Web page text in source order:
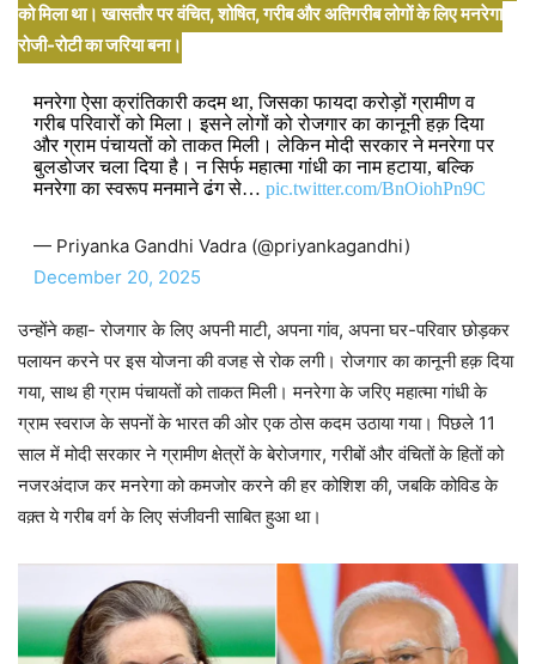
को मिला था। खासतौर पर वंचित, शोषित, गरीब और अतिगरीब लोगों के लिए मनरेगा
रोजी-रोटी का जरिया बना।
मनरेगा ऐसा क्रांतिकारी कदम था, जिसका फायदा करोड़ों ग्रामीण व
गरीब परिवारों को मिला। इसने लोगों को रोजगार का कानूनी हक़ दिया
और ग्राम पंचायतों को ताकत मिली। लेकिन मोदी सरकार ने मनरेगा पर
बुलडोजर चला दिया है। न सिर्फ महात्मा गांधी का नाम हटाया, बल्कि
मनरेगा का स्वरूप मनमाने ढंग से… pic.twitter.com/BnOiohPn9C
— Priyanka Gandhi Vadra (@priyankagandhi)
December 20, 2025
उन्होंने कहा- रोजगार के लिए अपनी माटी, अपना गांव, अपना घर-परिवार छोड़कर
पलायन करने पर इस योजना की वजह से रोक लगी। रोजगार का कानूनी हक़ दिया
गया, साथ ही ग्राम पंचायतों को ताकत मिली। मनरेगा के जरिए महात्मा गांधी के
ग्राम स्वराज के सपनों के भारत की ओर एक ठोस कदम उठाया गया। पिछले 11
साल में मोदी सरकार ने ग्रामीण क्षेत्रों के बेरोजगार, गरीबों और वंचितों के हितों को
नजरअंदाज कर मनरेगा को कमजोर करने की हर कोशिश की, जबकि कोविड के
वक़्त ये गरीब वर्ग के लिए संजीवनी साबित हुआ था।